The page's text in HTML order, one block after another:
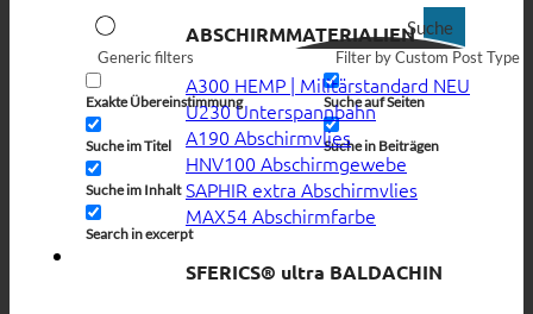
Suche
Generic filters
Exakte Übereinstimmung
Suche im Titel
Suche im Inhalt
Search in excerpt
Filter by Custom Post Type
Suche auf Seiten
Suche in Beiträgen
ABSCHIRMMATERIALIEN
A300 HEMP | Militärstandard
U230 Unterspannbahn
A190 Abschirmvlies
HNV100 Abschirmgewebe
SAPHIR extra Abschirmvlies
MAX54 Abschirmfarbe
SFERICS® ultra BALDACHIN